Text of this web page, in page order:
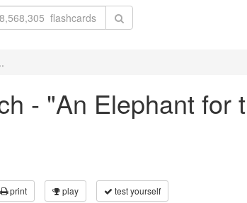
- "An Elephant for
print play test yourself